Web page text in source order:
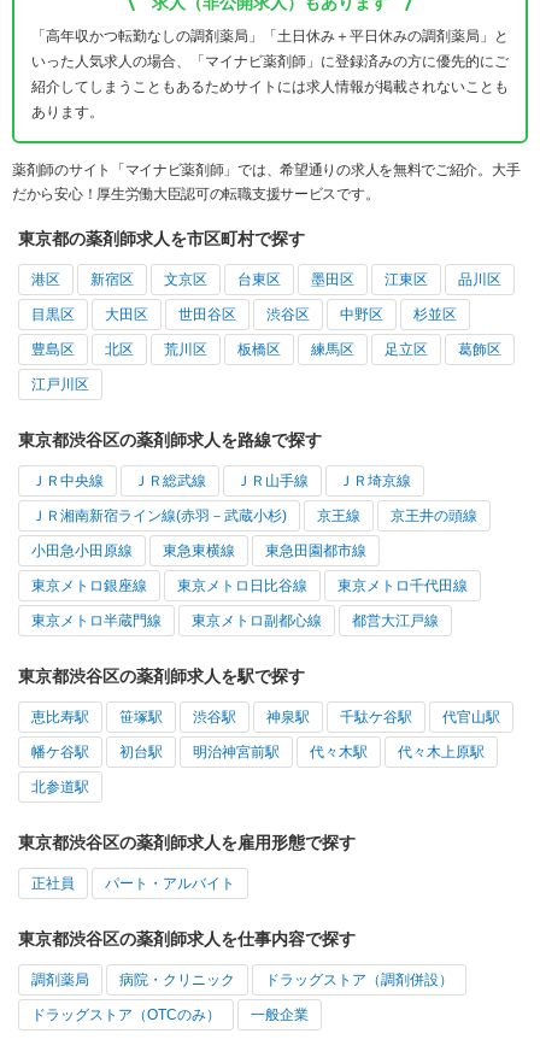
「高年収かつ転勤なしの調剤薬局」「土日休み＋平日休みの調剤薬局」と
いった人気求人の場合、「マイナビ薬剤師」に登録済みの方に優先的にご
紹介してしまうこともあるためサイトには求人情報が掲載されないことも
あります。
薬剤師のサイト「マイナビ薬剤師」では、希望通りの求人を無料でご紹介。大手
だから安心！厚生労働大臣認可の転職支援サービスです。
東京都の薬剤師求人を市区町村で探す
港区 新宿区 文京区 台東区 墨田区 江東区 品川区
目黒区 大田区 世田谷区 渋谷区 中野区 杉並区
豊島区 北区 荒川区 板橋区 練馬区 足立区 葛飾区
江戸川区
東京都渋谷区の薬剤師求人を路線で探す
ＪＲ中央線 ＪＲ総武線 ＪＲ山手線 ＪＲ埼京線
ＪＲ湘南新宿ライン線(赤羽－武蔵小杉) 京王線 京王井の頭線
小田急小田原線 東急東横線 東急田園都市線
東京メトロ銀座線 東京メトロ日比谷線 東京メトロ千代田線
東京メトロ半蔵門線 東京メトロ副都心線 都営大江戸線
東京都渋谷区の薬剤師求人を駅で探す
恵比寿駅 笹塚駅 渋谷駅 神泉駅 千駄ケ谷駅 代官山駅
幡ケ谷駅 初台駅 明治神宮前駅 代々木駅 代々木上原駅
北参道駅
東京都渋谷区の薬剤師求人を雇用形態で探す
正社員 パート・アルバイト
東京都渋谷区の薬剤師求人を仕事内容で探す
調剤薬局 病院・クリニック ドラッグストア（調剤併設）
ドラッグストア（OTCのみ） 一般企業